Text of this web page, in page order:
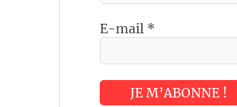
E-mail *